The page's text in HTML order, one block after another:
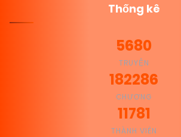
Thống kê
5680
TRUYỆN
182286
CHƯƠNG
11781
THÀNH VIÊN